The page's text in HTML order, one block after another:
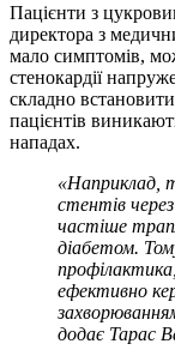
Пацієнти з
директора з
мало симптомів,
стенокардії
складно
пацієнтів
нападах.
«Наприклад,
стентів через
частіше
діабетом.
ефективно
додає Тарас